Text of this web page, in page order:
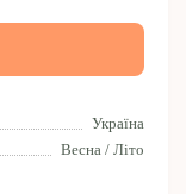
Україна
Весна / Літо